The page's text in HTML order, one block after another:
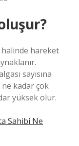
hareket
sayısına
kadar çok
yüksek olur.
Sahibi Ne